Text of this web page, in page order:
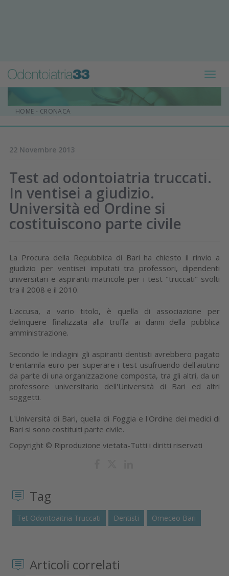
HOME - CRONACA
22 Novembre 2013
Test ad odontoiatria truccati.
In ventisei a giudizio.
Università ed Ordine si
costituiscono parte civile
La Procura della Repubblica di Bari ha chiesto il rinvio a
giudizio per ventisei imputati tra professori, dipendenti
universitari e aspiranti matricole per i test "truccati" svolti
tra il 2008 e il 2010.
L'accusa, a vario titolo, è quella di associazione per
delinquere finalizzata alla truffa ai danni della pubblica
amministrazione.
Secondo le indiagini gli aspiranti dentisti avrebbero pagato
trentamila euro per superare i test usufruendo dell'aiutino
da parte di una organizzazione composta, tra gli altri, da un
professore universitario dell'Università di Bari ed altri
soggetti.
L'Università di Bari, quella di Foggia e l'Ordine dei medici di
Bari si sono costituiti parte civile.
Copyright © Riproduzione vietata-Tutti i diritti riservati
Tag
Tet Odontoaitria Truccati Dentisti Omeceo Bari
Articoli correlati